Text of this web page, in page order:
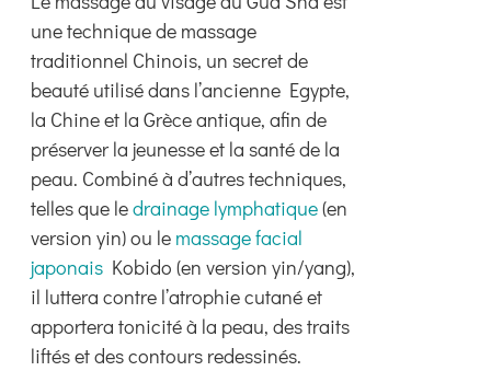
page
du
produit
une technique de massage
traditionnel Chinois, un secret de
beauté utilisé dans l’ancienne Egypte,
la Chine et la Grèce antique, afin de
préserver la jeunesse et la santé de la
peau. Combiné à d’autres techniques,
telles que ledrainage lymphatique(en
version yin) ou le massage facial
japonais Kobido (en version yin/yang),
il luttera contre l’atrophie cutané et
apportera tonicité à la peau, des traits
liftés et des contours redessinés.